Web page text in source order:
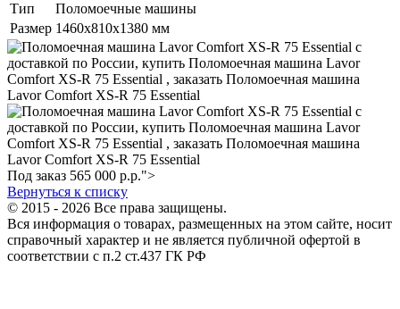
Тип
Поломоечные машины
Размер 1460х810х1380 мм
Под заказ 565 000 р.р.">
Вернуться к списку
© 2015 - 2026 Все права защищены.
Вся информация о товарах, размещенных на этом сайте, носит
справочный характер и не является публичной офертой в
соответствии с п.2 ст.437 ГК РФ